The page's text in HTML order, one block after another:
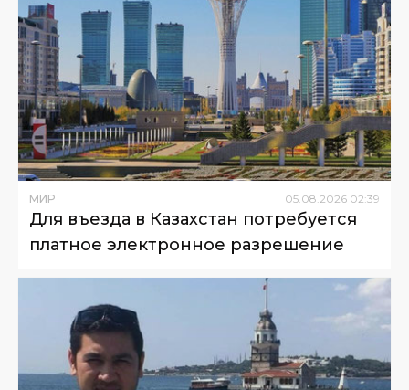
МИР 05.08.2026 02:39
Для въезда в Казахстан потребуется
платное электронное разрешение